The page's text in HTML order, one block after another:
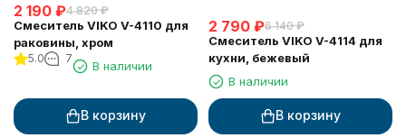
2 190 ₽4 820 ₽
Смеситель VIKO V-4110 для
раковины, хром
5.0 7
В наличии
В корзину
2 790 ₽6 140 ₽
Смеситель VIKO V-4114 для
кухни, бежевый
В наличии
В корзину